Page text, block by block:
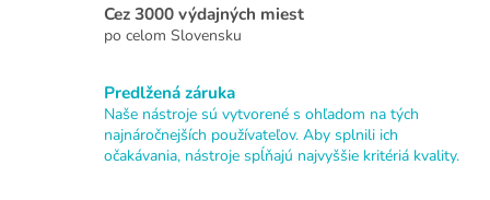
v
p
i
s
Cez 3000 výdajných miest
po celom Slovensku
Predlžená záruka
Naše nástroje sú vytvorené s ohľadom na tých
najnáročnejších používateľov. Aby splnili ich
očakávania, nástroje spĺňajú najvyššie kritériá kvality.